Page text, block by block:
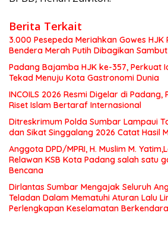
Berita Terkait
3.000 Pesepeda Meriahkan Gowes HJK
Bendera Merah Putih Dibagikan Sambut
Padang Bajamba HJK ke-357, Perkuat
Tekad Menuju Kota Gastronomi Dunia
INCOILS 2026 Resmi Digelar di
Riset Islam Bertaraf Internasional
Ditreskrimum Polda Sumbar Lampaui
dan Sikat Singgalang 2026 Catat Hasil
Anggota DPD/MPRI, H. Muslim M.
Relawan KSB Kota Padang salah satu
Bencana
Dirlantas Sumbar Mengajak Seluruh
Teladan Dalam Mematuhi Aturan Lalu
Perlengkapan Keselamatan Berkendara